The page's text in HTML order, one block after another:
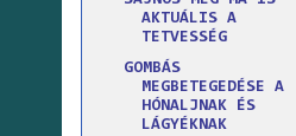
AKTUÁLIS A
TETVESSÉG
GOMBÁS
MEGBETEGEDÉSE A
HÓNALJNAK ÉS
LÁGYÉKNAK